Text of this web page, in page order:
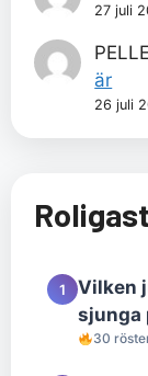
27 juli
är
26 juli
1
Vilken
sjunga
30